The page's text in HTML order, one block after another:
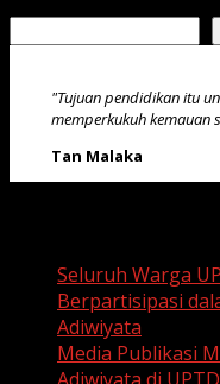
"Tujuan pendidikan itu
memperkukuh kemauan
Tan Malaka
Seluruh Warga
Berpartisipasi
Adiwiyata
Media Publikasi